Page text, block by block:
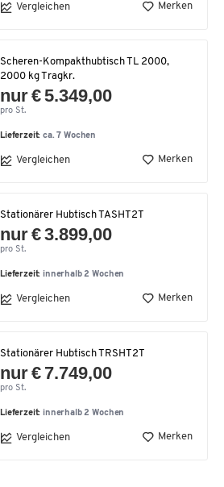
Vergleichen Merken
Scheren-Kompakthubtisch TL 2000,
2000 kg Tragkr.
nur € 5.349,00
pro St.
Lieferzeit:ca. 7 Wochen
Vergleichen Merken
Stationärer Hubtisch TASHT2T
nur € 3.899,00
pro St.
Lieferzeit: innerhalb 2 Wochen
Vergleichen Merken
Stationärer Hubtisch TRSHT2T
nur € 7.749,00
pro St.
Lieferzeit: innerhalb 2 Wochen
Vergleichen Merken